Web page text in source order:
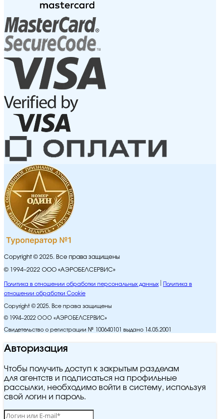
Copyright © 2025. Все права защищены
© 1994–2022 ООО «АЭРОБЕЛСЕРВИС»
Политика в отношении обработки персональных данных
Политика в
отношении обработки Cookie
Copyright © 2025. Все права защищены
© 1994–2022 ООО «АЭРОБЕЛСЕРВИС»
Свидетельство о регистрации № 100640101 выдано 14.05.2001
Авторизация
Чтобы получить доступ к закрытым разделам
для агентств и подписаться на профильные
рассылки, необходимо войти в систему, используя
свой логин и пароль.